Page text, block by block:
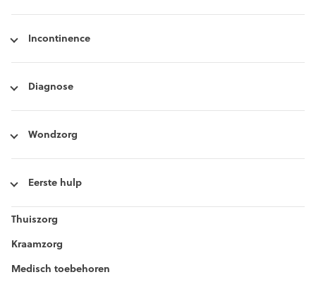
Incontinence
Diagnose
Wondzorg
Eerste hulp
Thuiszorg
Kraamzorg
Medisch toebehoren